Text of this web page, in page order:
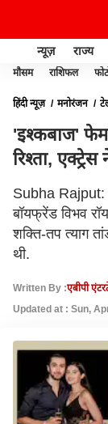
न्यूज़ राज्य
मौसम राशिफल
हिंदी न्यूज़ मनोरंजन
'इश्कबाज'
रिश्ता,
Subha Rajput:
बॉयफ्रेंड विभव
शक्ति-तप त्याग
थी.
Written By :एबीपी
Updated at : Sun,